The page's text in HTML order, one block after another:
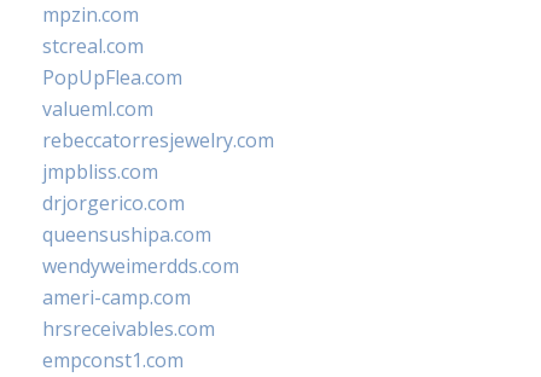
mpzin.com
stcreal.com
PopUpFlea.com
valueml.com
rebeccatorresjewelry.com
jmpbliss.com
drjorgerico.com
queensushipa.com
wendyweimerdds.com
ameri-camp.com
hrsreceivables.com
empconst1.com